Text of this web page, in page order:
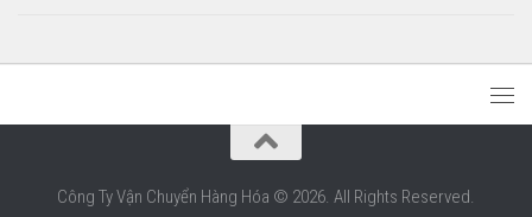
Công Ty Vận Chuyển Hàng Hóa © 2026. All Rights Reserved.